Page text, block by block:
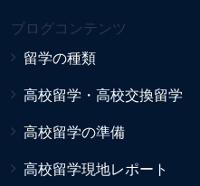
ブログコンテンツ
留学の種類
高校留学・高校交換留学
高校留学の準備
高校留学現地レポート